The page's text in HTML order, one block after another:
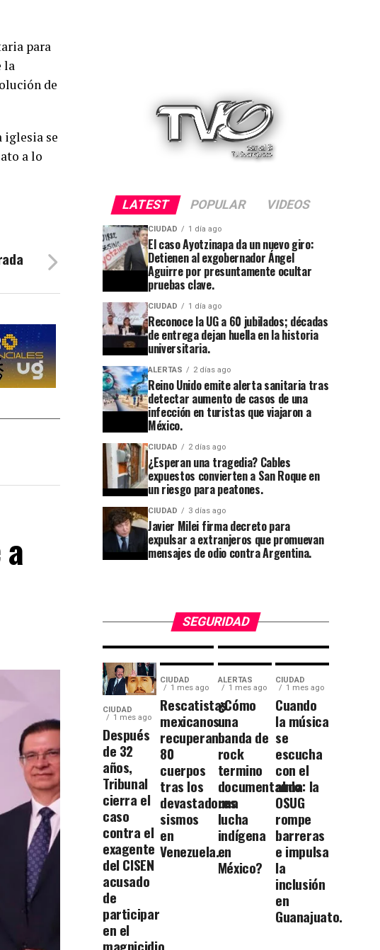
para
la
de
iglesia se
a lo
LATEST POPULAR VIDEOS
CIUDAD 1 día ago
El caso Ayotzinapa da un nuevo giro:
Detienen al exgobernador Ángel
Aguirre por presuntamente ocultar
pruebas clave.
CIUDAD 1 día ago
Reconoce la UG a 60 jubilados; décadas
de entrega dejan huella en la historia
universitaria.
ALERTAS 2 días ago
Reino Unido emite alerta sanitaria tras
detectar aumento de casos de una
infección en turistas que viajaron a
México.
CIUDAD 2 días ago
¿Esperan una tragedia? Cables
expuestos convierten a San Roque en
un riesgo para peatones.
CIUDAD 3 días ago
Javier Milei firma decreto para
expulsar a extranjeros que promuevan
mensajes de odio contra Argentina.
SEGURIDAD
Reconoce
la UG a
60
jubilados;
décadas
de
entrega
dejan
huella en
universitaria.
CIUDAD 1 semana ago
se
apaga:
denuncian
abandono
en
Cuesta
China y
el
callejón
Momias.
CIUDAD
1 mes ago
Después
de 32
años,
Tribunal
cierra el
caso
contra el
exagente
del CISEN
acusado
de
participar
en el
CIUDAD
1 mes ago
Rescatistas
mexicanos
recuperan
80
cuerpos
tras los
devastadores
sismos
en
Venezuela.
ALERTAS
1 mes ago
¿Cómo
una
banda de
rock
termino
documentando
una
lucha
indígena
en
México?
CIUDAD
1 mes ago
Cuando
la música
se
escucha
con el
alma: la
OSUG
rompe
barreras
e impulsa
la
inclusión
en
Guanajuato.